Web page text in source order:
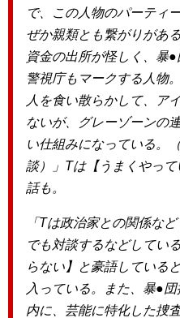
で、この人物のパーティ
ぜか親類とも繋がりがあ
資金の出所が怪しく、暴
警視庁もマークする人物
人を食い散らかして、ア
ないが、グレーゾーンの
い仕組みになっている。
談）」Tは【うまくやっ
話も。
「Tは政治家との関係な
でも対談するなどしてい
らない】と豪語している
入っている。また、暴●
内に、芸能に特化した捜